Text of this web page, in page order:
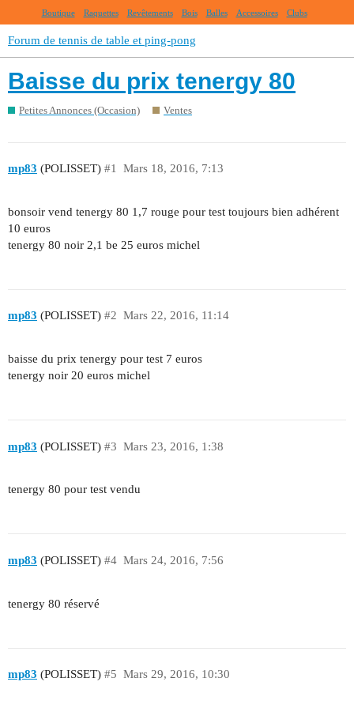
Boutique Raquettes Revêtements Bois Balles Accessoires Clubs
Forum de tennis de table et ping-pong
Baisse du prix tenergy 80
Petites Annonces (Occasion) Ventes
mp83 (POLISSET) Mars 18, 2016, 7:13
#1
bonsoir vend tenergy 80 1,7 rouge pour test toujours bien adhérent
10 euros
tenergy 80 noir 2,1 be 25 euros michel
mp83 (POLISSET) Mars 22, 2016, 11:14
#2
baisse du prix tenergy pour test 7 euros
tenergy noir 20 euros michel
mp83 (POLISSET) Mars 23, 2016, 1:38
#3
tenergy 80 pour test vendu
mp83 (POLISSET) Mars 24, 2016, 7:56
#4
tenergy 80 réservé
mp83 (POLISSET) Mars 29, 2016, 10:30
#5